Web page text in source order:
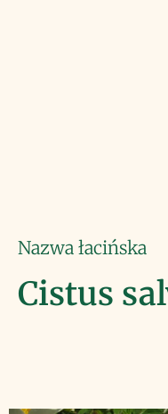
Nazwa łacińska
Cistus